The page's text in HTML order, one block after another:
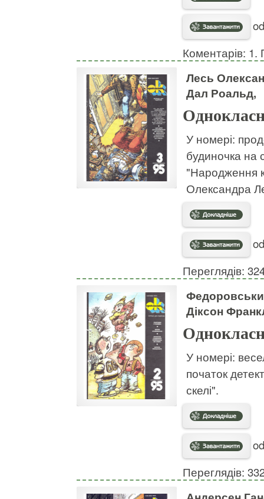
Коментарів: 1.
Лесь
Дал Роальд,
У номері:
будиночка на
"Народження
Олександра
Переглядів:
Діксон
У номері:
початок
скелі".
Переглядів: